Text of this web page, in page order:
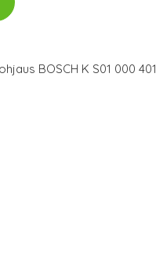
BOSCH K S01 000 401